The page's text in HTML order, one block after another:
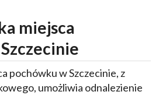
miejsca
pochówku w Szczecinie, z
umożliwia odnalezienie